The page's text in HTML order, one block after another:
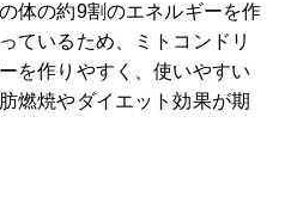
体の約9割のエネルギーを作
ているため、ミトコンドリ
を作りやすく、使いやすい
燃焼やダイエット効果が期